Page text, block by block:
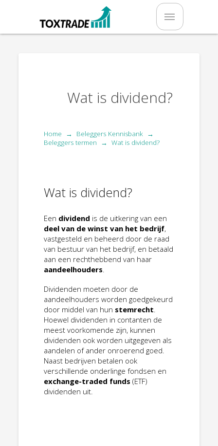
Wat is dividend?
Home → Beleggers Kennisbank →
Beleggers termen
→ Wat is dividend?
Wat is dividend?
Een dividend is de uitkering van een
deel van de winst van het bedrijf,
vastgesteld en beheerd door de raad
van bestuur van het bedrijf, en betaald
aan een rechthebbend van haar
aandeelhouders
Dividenden moeten door de
aandeelhouders worden goedgekeurd
door middel van hun stemrecht.
Hoewel dividenden in contanten de
meest voorkomende zijn, kunnen
dividenden ook worden uitgegeven als
aandelen of ander onroerend goed.
Naast bedrijven betalen ook
verschillende onderlinge fondsen en
exchange-traded funds (ETF)
dividenden uit.